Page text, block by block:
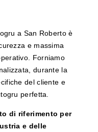
a San Roberto è
e massima
Forniamo
durante la
del cliente e
perfetta.
di riferimento per
e delle